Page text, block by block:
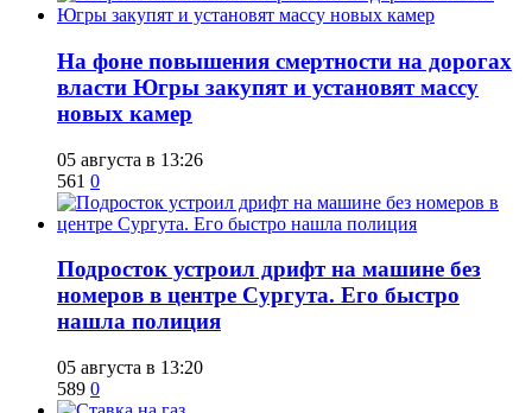
На фоне повышения смертности на дорогах
власти Югры закупят и установят массу
новых камер
05 августа в 13:26
561 0
Подросток устроил дрифт на машине без
номеров в центре Сургута. Его быстро
нашла полиция
05 августа в 13:20
589 0